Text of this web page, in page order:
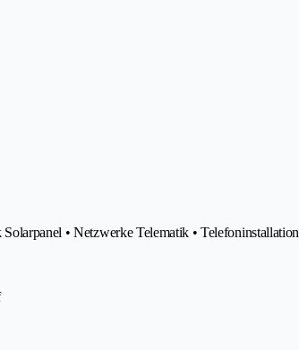
• Netzwerke Telematik • Telefoninstallation